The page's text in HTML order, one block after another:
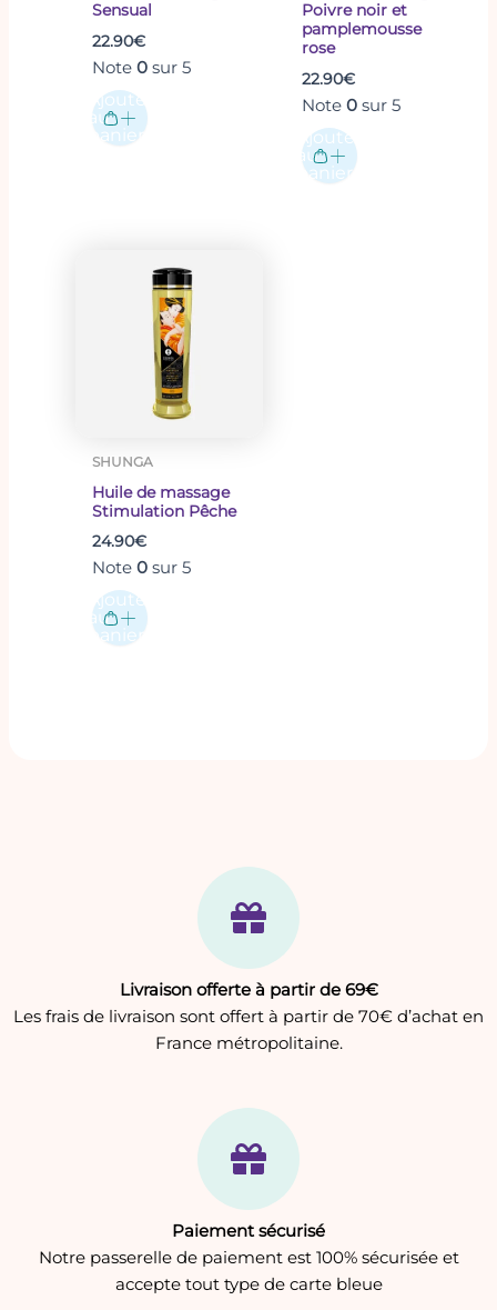
Sensual
22.90€
Note0 sur 5
Ajouter
au
panier
Poivre noir et
pamplemousse
rose
22.90€
Note 0sur 5
Ajouter
au
panier
SHUNGA
Huile de massage
Stimulation Pêche
24.90€
Note0 sur 5
Ajouter
au
panier
Livraison offerte à partir de 69€
Les frais de livraison sont offert à partir de 70€ d’achat en
France métropolitaine.
Paiement sécurisé
Notre passerelle de paiement est 100% sécurisée et
accepte tout type de carte bleue